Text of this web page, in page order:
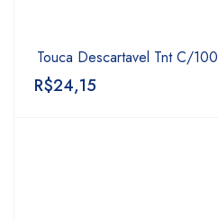
Touca Descartavel Tnt C/100
R$24,15